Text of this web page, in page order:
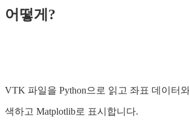
어떻게?
VTK 파일을 Python으로 읽고 좌표 데이터
색하고 Matplotlib로 표시합니다.